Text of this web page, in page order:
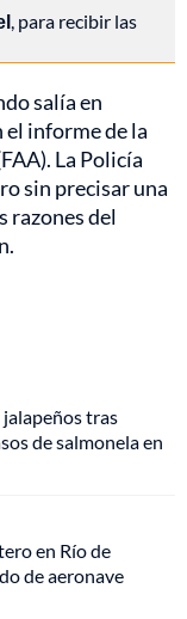
, para recibir las
salía en
informe de la
La Policía
sin precisar una
razones del
tras
de salmonela en
en Río de
de aeronave